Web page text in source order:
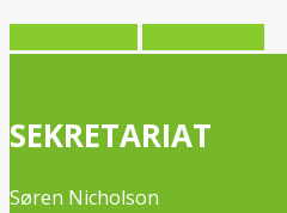
SEKRETARIAT
Søren Nicholson